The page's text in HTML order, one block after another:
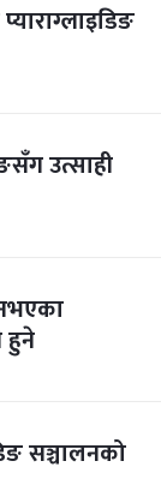
उत्साही
हुने
सञ्चालनको